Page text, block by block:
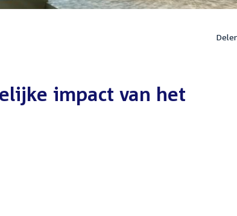
impact van het